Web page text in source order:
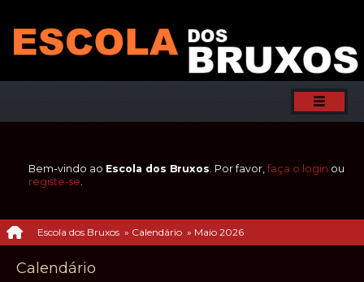
Bem-vindo ao Escola dos Bruxos. Por favor, faça o login ou
registe-se.
Escola dos Bruxos » Calendário » Maio 2026
Calendário